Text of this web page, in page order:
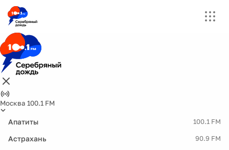
Москва 100.1 FM
Апатиты 100.1 FM
Астрахань 90.9 FM